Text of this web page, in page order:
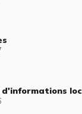
d'informations